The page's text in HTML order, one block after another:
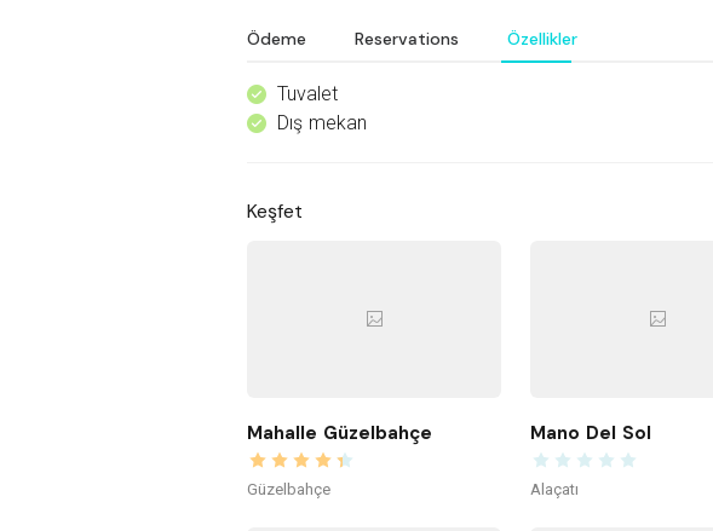
Ödeme Reservations Özellikler
^ Tuvalet
^ Dış mekan
Keşfet
Mahalle Güzelbahçe
Güzelbahçe
Mano Del Sol
Alaçatı